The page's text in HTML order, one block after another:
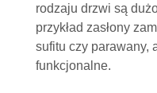
rodzaju drzwi są
przykład zasłony
sufitu czy parawany,
funkcjonalne.